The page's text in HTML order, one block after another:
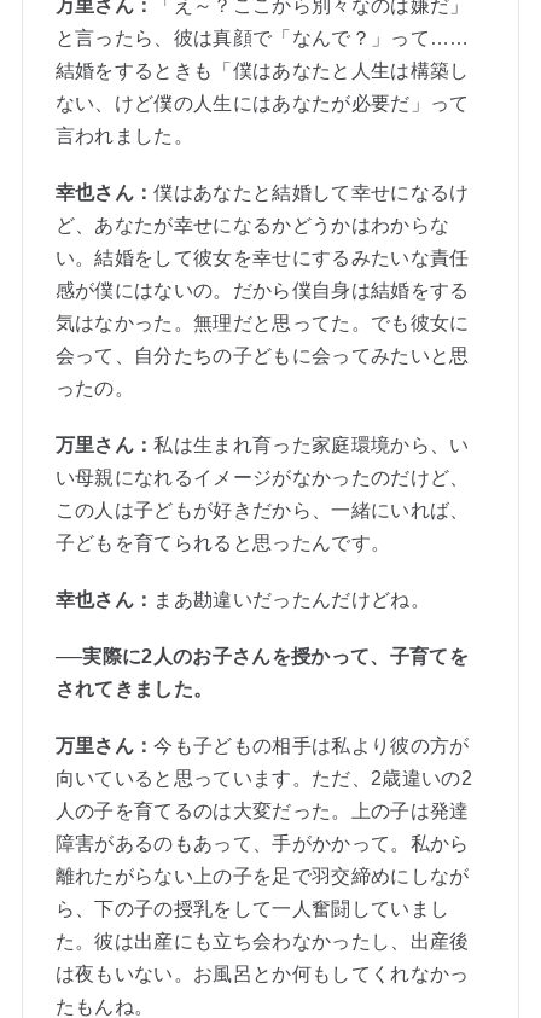
万里さん：
「え～？ここから別々なのは嫌だ」
と言ったら、彼は真顔で「なんで？」って……
結婚をするときも「僕はあなたと人生は構築し
ない、けど僕の人生にはあなたが必要だ」って
言われました。
幸也さん：僕はあなたと結婚して幸せになるけ
ど、あなたが幸せになるかどうかはわからな
い。結婚をして彼女を幸せにするみたいな責任
感が僕にはないの。だから僕自身は結婚をする
気はなかった。無理だと思ってた。でも彼女に
会って、自分たちの子どもに会ってみたいと思
ったの。
万里さん：私は生まれ育った家庭環境から、い
い母親になれるイメージがなかったのだけど、
この人は子どもが好きだから、一緒にいれば、
子どもを育てられると思ったんです。
幸也さん： まあ勘違いだったんだけどね。
──実際に2人のお子さんを授かって、子育てを
されてきました。
万里さん：今も子どもの相手は私より彼の方が
向いていると思っています。ただ、2歳違いの2
人の子を育てるのは大変だった。上の子は発達
障害があるのもあって、手がかかって。私から
離れたがらない上の子を足で羽交締めにしなが
ら、下の子の授乳をして一人奮闘していまし
た。彼は出産にも立ち会わなかったし、出産後
は夜もいない。お風呂とか何もしてくれなかっ
たもんね。